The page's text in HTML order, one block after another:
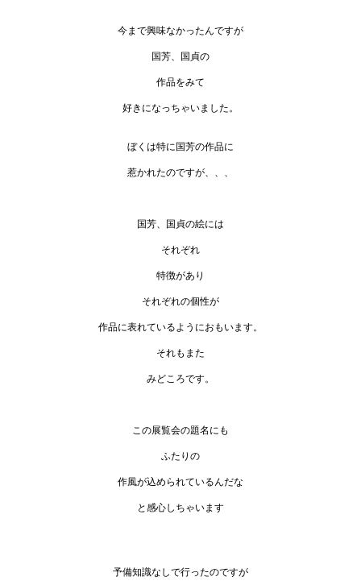
今まで興味なかったんですが
国芳、国貞の
作品をみて
好きになっちゃいました。
ぼくは特に国芳の作品に
惹かれたのですが、、、
国芳、国貞の絵には
それぞれ
特徴があり
それぞれの個性が
作品に表れているようにおもいます。
それもまた
みどころです。
この展覧会の題名にも
ふたりの
作風が込められているんだな
と感心しちゃいます
予備知識なしで行ったのですが